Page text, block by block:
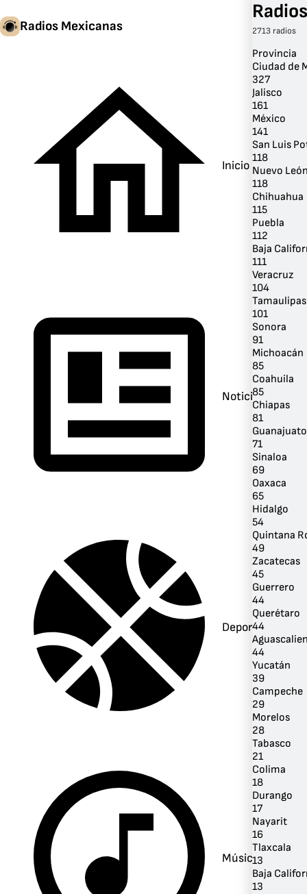
Radios Mexicanas
Inicio
Noticias
Deportes
Música
2713 radios
Provincia
Ciudad de
327
Jalisco
161
México
141
San Luis
118
Nuevo
118
Chihuahua
115
Puebla
112
Baja
111
Veracruz
104
Tamaulipas
101
Sonora
91
Michoacán
85
Coahuila
85
Chiapas
81
Guanajuato
71
Sinaloa
69
Oaxaca
65
Hidalgo
54
Quintana
49
Zacatecas
45
Guerrero
44
Querétaro
44
44
Yucatán
39
Campeche
29
Morelos
28
Tabasco
21
Colima
18
Durango
17
Nayarit
16
Tlaxcala
13
Baja
13